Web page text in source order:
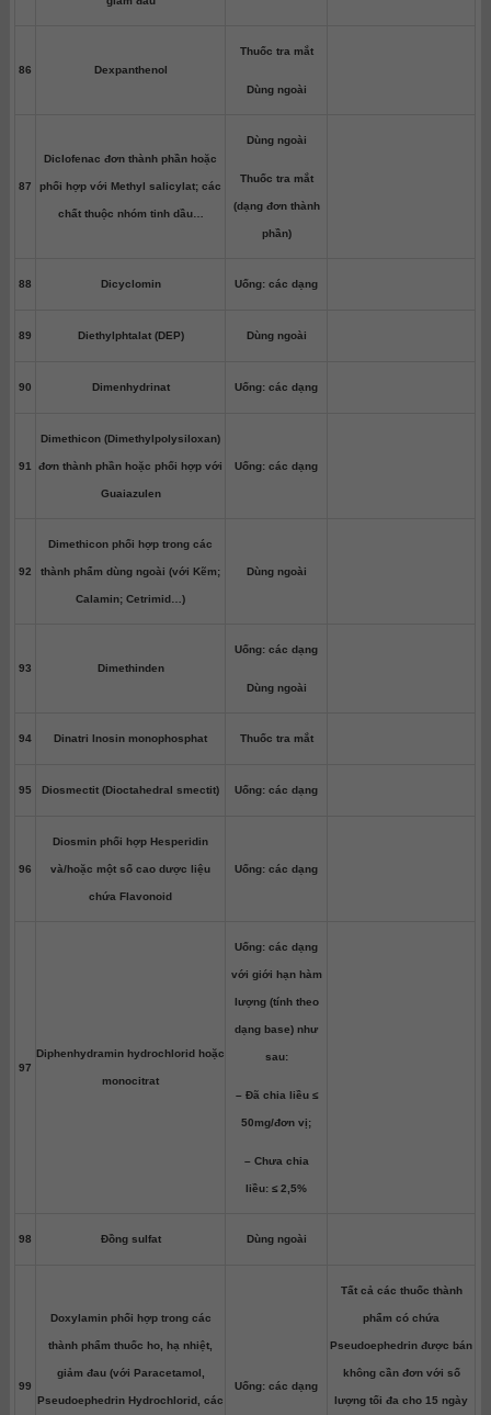
86 Dexpanthenol
Thuốc tra mắt
Dùng ngoài
87
Diclofenac đơn thành phần hoặc
phối hợp với Methyl salicylat; các
chất thuộc nhóm tinh dầu…
Dùng ngoài
Thuốc tra mắt
(dạng đơn thành
phần)
88 Dicyclomin Uống: các dạng
89 Diethylphtalat (DEP) Dùng ngoài
90 Dimenhydrinat Uống: các dạng
91
Dimethicon (Dimethylpolysiloxan)
đơn thành phần hoặc phối hợp với
Guaiazulen
Uống: các dạng
92
Dimethicon phối hợp trong các
thành phẩm dùng ngoài (với Kẽm;
Calamin; Cetrimid…)
Dùng ngoài
93 Dimethinden
Uống: các dạng
Dùng ngoài
94 Dinatri Inosin monophosphat Thuốc tra mắt
95 Diosmectit (Dioctahedral smectit) Uống: các dạng
96
Diosmin phối hợp Hesperidin
và/hoặc một số cao dược liệu
chứa Flavonoid
Uống: các dạng
97
Diphenhydramin hydrochlorid hoặc
monocitrat
Uống: các dạng
với giới hạn hàm
lượng (tính theo
dạng base) như
sau:
– Đã chia liều ≤
50mg/đơn vị;
– Chưa chia
liều: ≤ 2,5%
98 Đồng sulfat Dùng ngoài
99
Doxylamin phối hợp trong các
thành phẩm thuốc ho, hạ nhiệt,
giảm đau (với Paracetamol,
Pseudoephedrin Hydrochlorid, các
Uống: các dạng
Tất cả các thuốc thành
phẩm có chứa
Pseudoephedrin được bán
không cần đơn với số
lượng tối đa cho 15 ngày